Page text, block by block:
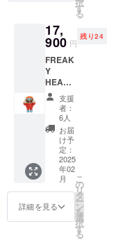
デザイ
ン、色
様が異
なる場
合があ
りま
す。 ※
リター
ンの提
供時期
は制作
の進行
状況に
より遅
可能性
があり
様が異
なる場
合があ
りま
す。 ※
リター
ンの提
供時期
は制作
の進行
状況に
より遅
延する
可能性
があり
ます。
です。
ファン
限定カ
ラーの
完売を
祝して
第二弾
も追加
いたし
まし
た。 第
一弾の
カラー
と対と
なるよ
うなシ
ルバー
のデザ
す
る
17,
900 円
残り24
FREAK
Y
HEADS
1st
color
Johnny
Burger
新作ソ
フビ[
FREAK
HEADS
]の
「John
ny
Burger
支援
者：
6人
お届
け予
定：
2025
年02
月
詳細を見る
こ
の
リ
タ
ー
ン
を
選
択
す
る